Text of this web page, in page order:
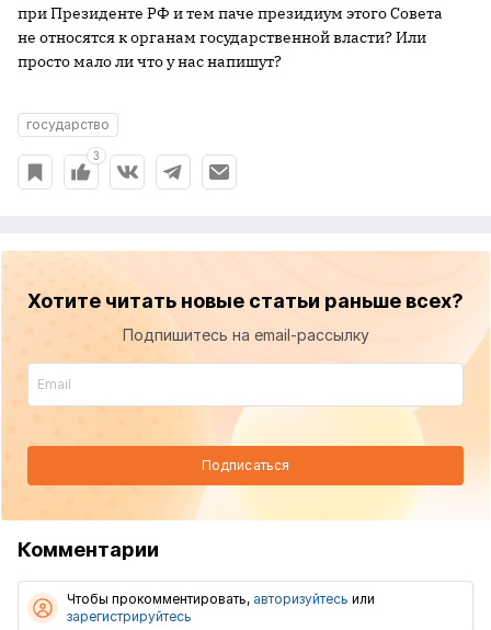
при Президенте РФ и тем паче президиум этого Совета
не относятся к органам государственной власти? Или
просто мало ли что у нас напишут?
государство
3
Хотите читать новые статьи раньше всех?
Подпишитесь на email-рассылку
Подписаться
Комментарии
Чтобы прокомментировать, авторизуйтесь или
зарегистрируйтесь